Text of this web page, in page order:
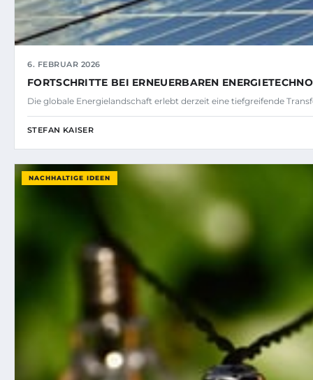
6. FEBRUAR 2026
FORTSCHRITTE BEI ERNEUERBAREN
Die globale Energielandschaft erlebt derzeit eine tiefgreifende
STEFAN KAISER
NACHHALTIGE IDEEN